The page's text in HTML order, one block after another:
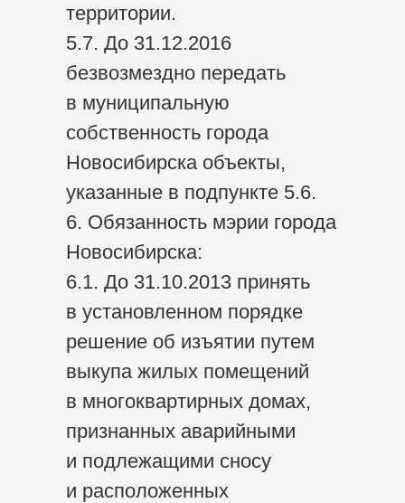
территории.
5.7. До 31.12.2016
безвозмездно передать
в муниципальную
собственность города
Новосибирска объекты,
указанные в подпункте 5.6.
6. Обязанность мэрии города
Новосибирска:
6.1. До 31.10.2013 принять
в установленном порядке
решение об изъятии путем
выкупа жилых помещений
в многоквартирных домах,
признанных аварийными
и подлежащими сносу
и расположенных